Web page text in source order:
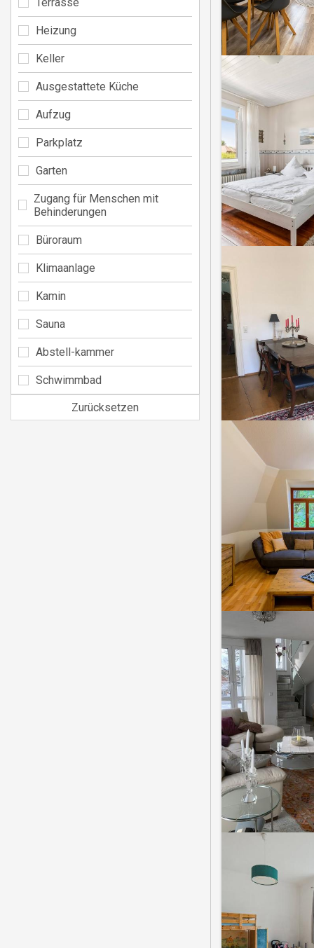
Heizung
Keller
Ausgestattete Küche
Aufzug
Parkplatz
Garten
Zugang für Menschen mit
Behinderungen
Büroraum
Klimaanlage
Kamin
Sauna
Abstell-kammer
Schwimmbad
Zurücksetzen